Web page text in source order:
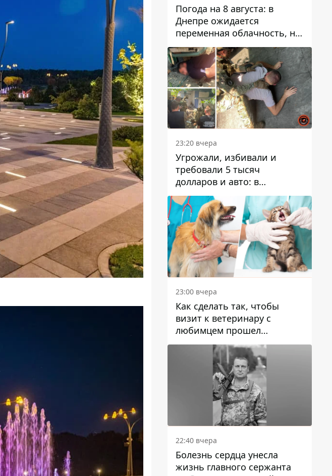
Погода на 8 августа: в
Днепре ожидается
переменная облачность, но
может пойти дождь
23:20 вчера
Угрожали, избивали и
требовали 5 тысяч
долларов и авто: в
Павлограде задержали двух
мужчин
23:00 вчера
Как сделать так, чтобы
визит к ветеринару с
любимцем прошел
спокойно: простые советы
22:40 вчера
Болезнь сердца унесла
жизнь главного сержанта